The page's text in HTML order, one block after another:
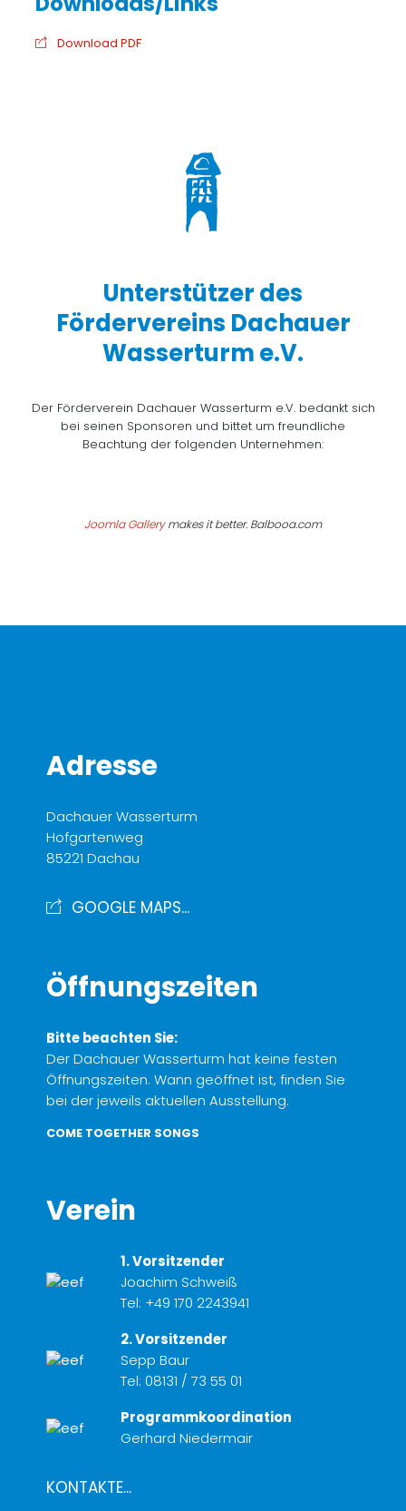
Download PDF
Unterstützer des
Fördervereins Dachauer
Wasserturm e.V.
Der Förderverein Dachauer Wasserturm e.V. bedankt sich
bei seinen Sponsoren und bittet um freundliche
Beachtung der folgenden Unternehmen:
Joomla Gallerymakes it better. Balbooa.com
Adresse
Dachauer Wasserturm
Hofgartenweg
85221 Dachau
GOOGLE MAPS...
Öffnungszeiten
Bitte beachten Sie:
Der Dachauer Wasserturm hat keine festen
Öffnungszeiten. Wann geöffnet ist, finden Sie
bei der jeweils aktuellen Ausstellung.
COME TOGETHER SONGS
Verein
1. Vorsitzender
Joachim Schweiß
Tel: +49 170 2243941
2. Vorsitzender
Sepp Baur
Tel: 08131 / 73 55 01
Programmkoordination
Gerhard Niedermair
KONTAKTE...